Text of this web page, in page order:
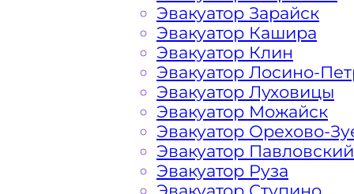
Расчет стоимости эвакуатора за
каждом конкретном случае
готова порадовать доступными
На стоимость эвакуации
Габариты, вес и тип
Эвакуатор Зарайск
Эвакуатор Кашира
Эвакуатор Клин
Эвакуатор Лосино-
Эвакуатор Луховицы
Эвакуатор Можайск
Эвакуатор Орехово-
Эвакуатор
Эвакуатор Руза